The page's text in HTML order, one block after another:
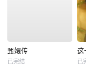
甄嬛传
已完结
这
已